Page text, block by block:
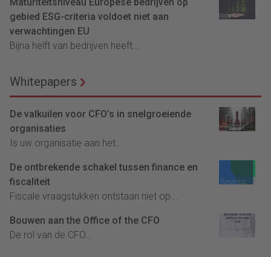
gebied ESG-criteria voldoet niet aan
verwachtingen EU
Bijna helft van bedrijven heeft...
Whitepapers
De valkuilen voor CFO’s in snelgroeiende
organisaties
Is uw organisatie aan het...
De ontbrekende schakel tussen finance en
fiscaliteit
Fiscale vraagstukken ontstaan niet op...
Bouwen aan the Office of the CFO
De rol van de CFO...